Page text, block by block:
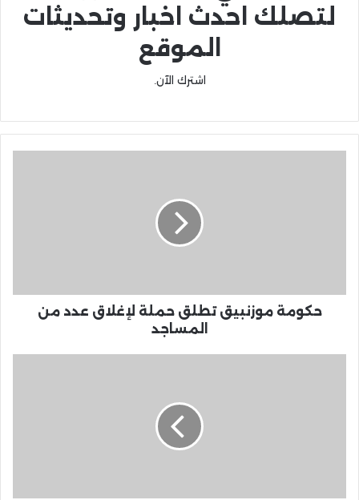
لتصلك احدث اخبار وتحديثات
الموقع
اشترك الآن.
حكومة موزنبيق تطلق حملة لإغلاق عدد من
المساجد